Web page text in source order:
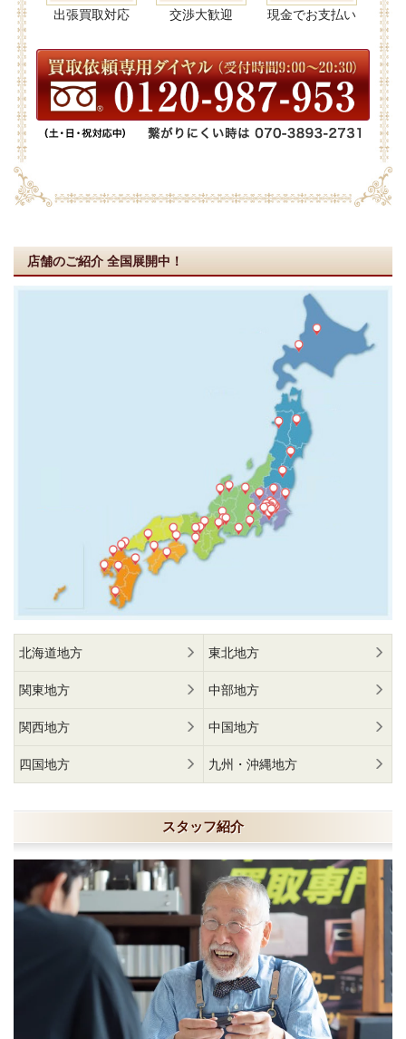
出張買取対応 交渉大歓迎 現金でお支払い
店舗のご紹介 全国展開中！
北海道地方 東北地方
関東地方 中部地方
関西地方 中国地方
四国地方 九州・沖縄地方
スタッフ紹介